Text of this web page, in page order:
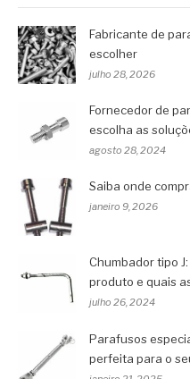
Fabricante de
escolher
julho 28, 2026
Fornecedor de
escolha as
agosto 28, 2024
Saiba onde
janeiro 9, 2026
Chumbador tipo
produto e quais
julho 26, 2024
Parafusos
perfeita para o